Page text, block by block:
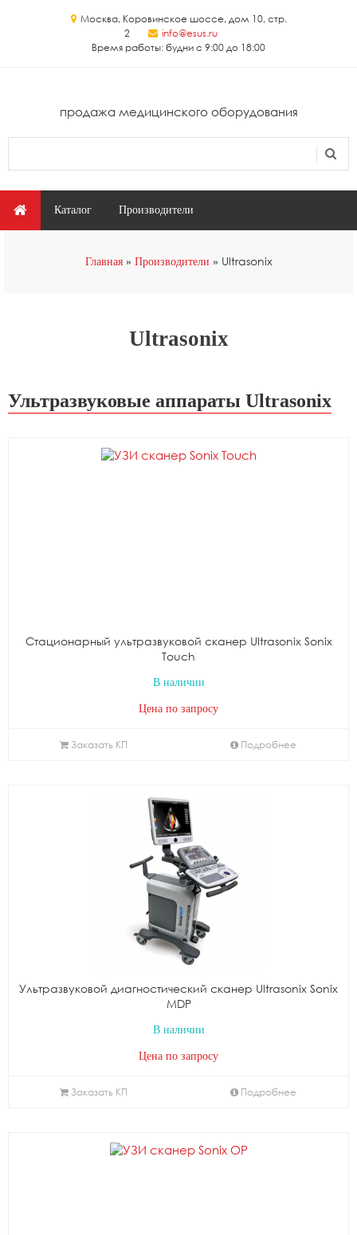
Москва, Коровинское шоссе, дом 10, стр.
2
info@esus.ru
Время работы: будни с 9:00 до 18:00
продажа медицинского оборудования
Главное меню
Каталог Производители
Главная Производители Ultrasonix
Ultrasonix
Ультразвуковые аппараты Ultrasonix
Стационарный ультразвуковой сканер Ultrasonix Sonix
Touch
В наличии
Цена по запросу
Заказать КП Подробнее
Ультразвуковой диагностический сканер Ultrasonix Sonix
MDP
В наличии
Цена по запросу
Заказать КП Подробнее